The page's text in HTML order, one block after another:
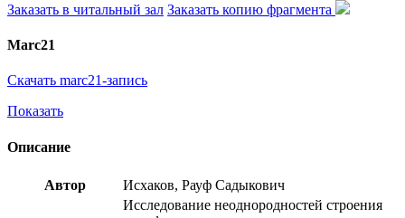
Заказать в читальный зал Заказать копию фрагмента
Marc21
Скачать marc21-запись
Показать
Описание
Автор Исхаков, Рауф Садыкович
Исследование неоднородностей строения